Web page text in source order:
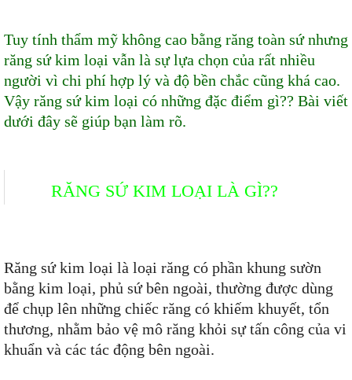
Tuy tính thẩm mỹ không cao bằng răng toàn sứ nhưng
răng sứ kim loại vẫn là sự lựa chọn của rất nhiều
người vì chi phí hợp lý và độ bền chắc cũng khá cao.
Vậy răng sứ kim loại có những đặc điểm gì?? Bài viết
dưới đây sẽ giúp bạn làm rõ.
RĂNG SỨ KIM LOẠI LÀ GÌ??
Răng sứ kim loại là loại răng có phần khung sườn
bằng kim loại, phủ sứ bên ngoài, thường được dùng
để chụp lên những chiếc răng có khiếm khuyết, tổn
thương, nhằm bảo vệ mô răng khỏi sự tấn công của vi
khuẩn và các tác động bên ngoài.